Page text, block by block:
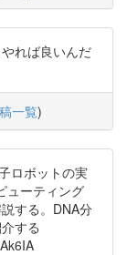
れば良いんだ
一覧)
ロボットの実
ューティング
する。DNA分
する